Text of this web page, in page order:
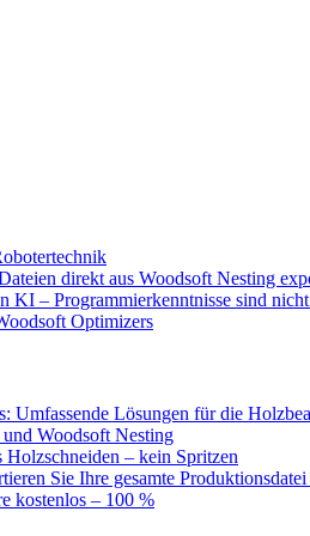
direkt aus Woodsoft Nesting
– Programmierkenntnisse sind
Optimizers
Umfassende Lösungen für die
Woodsoft Nesting
– kein Spritzen
Sie Ihre gesamte
kostenlos – 100 %